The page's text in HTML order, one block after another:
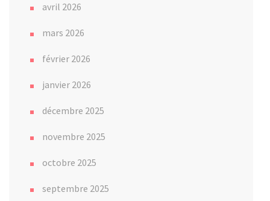
avril 2026
mars 2026
février 2026
janvier 2026
décembre 2025
novembre 2025
octobre 2025
septembre 2025